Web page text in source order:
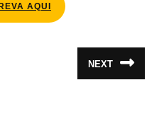
AQUI
NEXT
post: